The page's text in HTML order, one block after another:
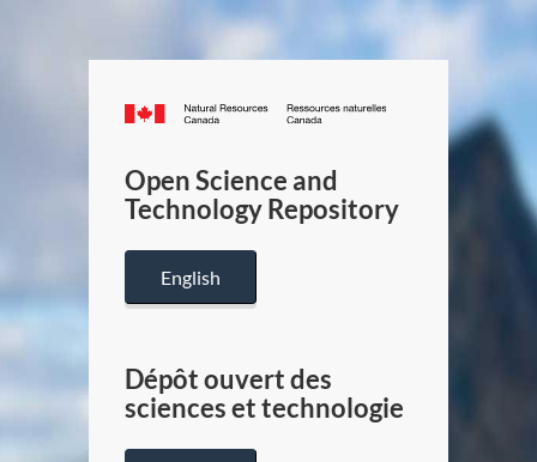
Canada.ca
/
Canada
Open Science and
Technology Repository
English
Dépôt ouvert des
sciences et technologie